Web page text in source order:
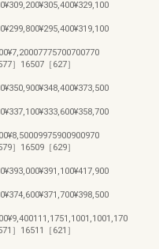
］16507［627］
］16509［629］
］16511［621］